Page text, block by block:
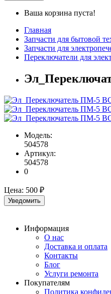
Ваша корзина пуста!
Главная
Запчасти для бытовой
Запчасти для
Переключатели для
Модель:
504578
Артикул:
504578
0
Цена: 500 ₽
Уведомить
Информация
О нас
Доставка и оплата
Контакты
Блог
Услуги ремонта
Покупателям
Политика